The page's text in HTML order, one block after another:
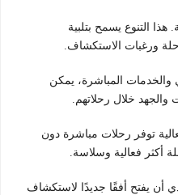
هذا التنوع يسمح بتلبية
ورغبات الاستكشاف.
المباشرة، يمكن
والجهد خلال رحلاتهم.
توفر رحلات مباشرة دون
أكثر فعالية وسلاسة.
أن يفتح أفقًا جديدًا لاستكشاف